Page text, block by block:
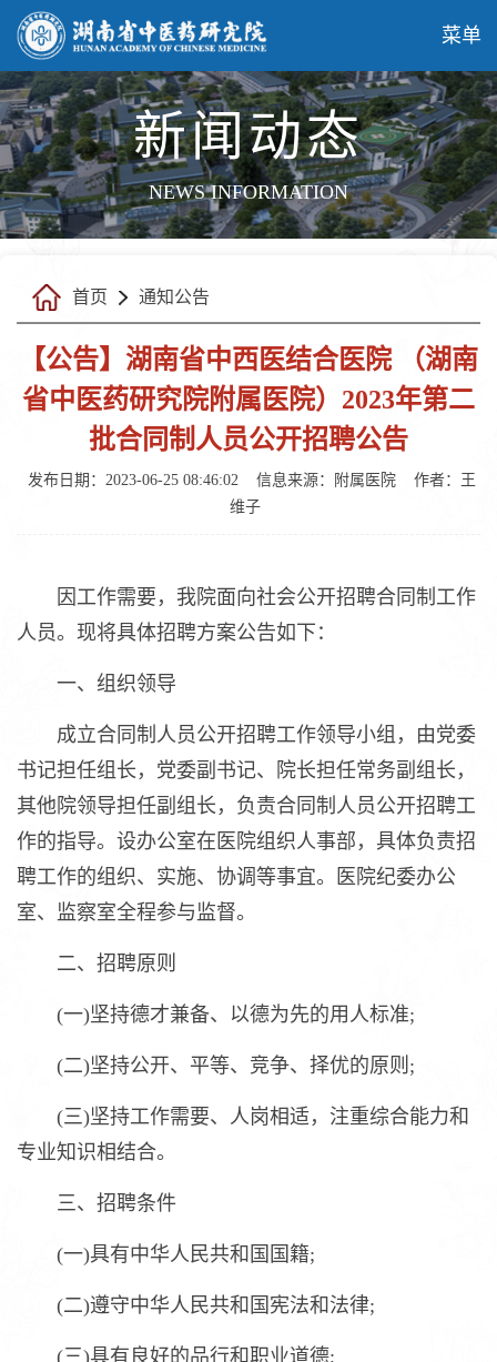
菜单
新闻动态
NEWS INFORMATION
首页 通知公告
【公告】湖南省中西医结合医院 （湖南
省中医药研究院附属医院）2023年第二
批合同制人员公开招聘公告
发布日期：2023-06-25 08:46:02 信息来源： 附属医院 作者：
王
维子
因工作需要，我院面向社会公开招聘合同制工作
人员。现将具体招聘方案公告如下：
一、组织领导
成立合同制人员公开招聘工作领导小组，由党委
书记担任组长，党委副书记、院长担任常务副组长，
其他院领导担任副组长，负责合同制人员公开招聘工
作的指导。设办公室在医院组织人事部，具体负责招
聘工作的组织、实施、协调等事宜。医院纪委办公
室、监察室全程参与监督。
二、招聘原则
(一)坚持德才兼备、以德为先的用人标准;
(二)坚持公开、平等、竞争、择优的原则;
(三)坚持工作需要、人岗相适，注重综合能力和
专业知识相结合。
三、招聘条件
(一)具有中华人民共和国国籍;
(二)遵守中华人民共和国宪法和法律;
(三)具有良好的品行和职业道德;